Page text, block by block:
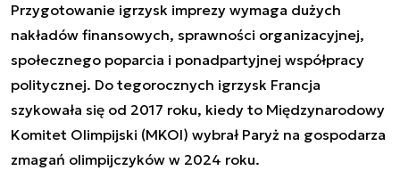
Przygotowanie igrzysk imprezy wymaga dużych
nakładów finansowych, sprawności organizacyjnej,
społecznego poparcia i ponadpartyjnej współpracy
politycznej. Do tegorocznych igrzysk Francja
szykowała się od 2017 roku, kiedy to Międzynarodowy
Komitet Olimpijski (MKOl) wybrał Paryż na gospodarza
zmagań olimpijczyków w 2024 roku.